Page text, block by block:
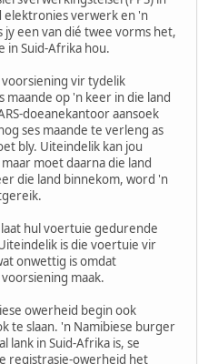
elektronies verwerk en 'n
een van dié twee vorms het,
in Suid-Afrika hou.
voorsiening vir tydelik
op 'n keer in die land
doeanekantoor aansoek
ses maande te verleng as
bly. Uiteindelik kan jou
moet daarna die land
die land binnekom, word 'n
hul voertuie gedurende
is die voertuie vir
onwettig is omdat
maak.
owerheid begin ook
te slaan. 'n Namibiese burger
lank in Suid-Afrika is, se
registrasie-owerheid het